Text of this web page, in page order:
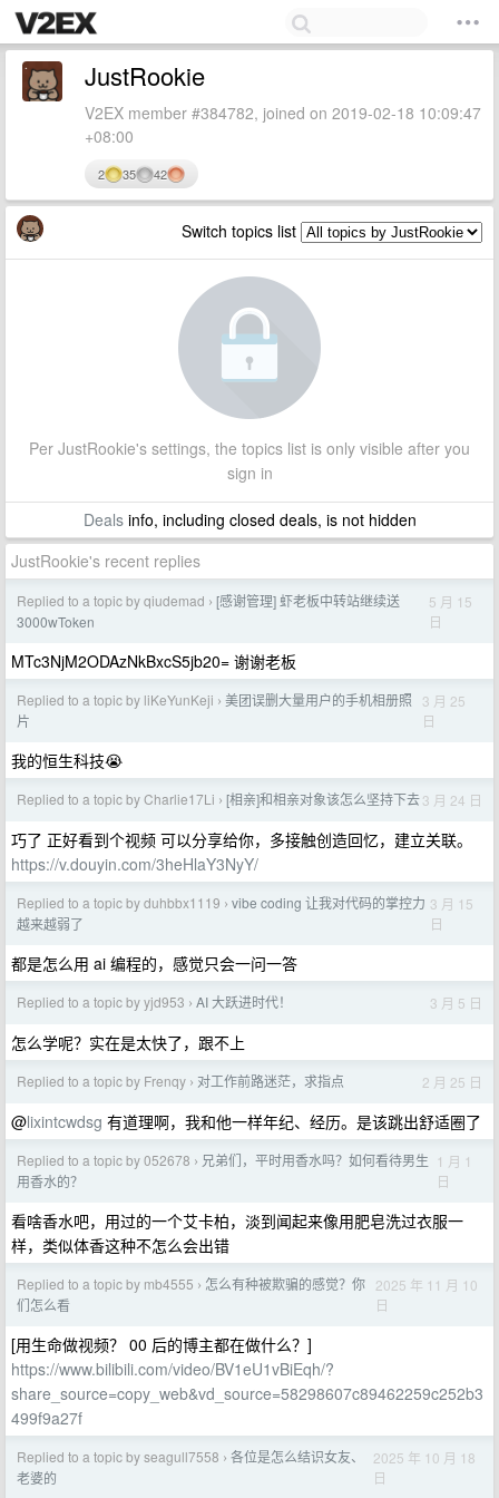
JustRookie
V2EX member #384782, joined on 2019-02-18 10:09:47
+08:00
2 35 42
Switch topics list
Per JustRookie's settings, the topics list is only visible after you
sign in
Dealsinfo, including closed deals, is not hidden
JustRookie's recent replies
Replied to a topic by qiudemad › [感谢管理] 虾老板中转站继续送
3000wToken
5 月 15
日
MTc3NjM2ODAzNkBxcS5jb20= 谢谢老板
Replied to a topic by liKeYunKeji › 美团误删大量用户的手机相册照
片
3 月 25
日
我的恒生科技😭
Replied to a topic by Charlie17Li › [相亲]和相亲对象该怎么坚持下去3 月 24 日
巧了 正好看到个视频 可以分享给你，多接触创造回忆，建立关联。
https://v.douyin.com/3heHlaY3NyY/
Replied to a topic by duhbbx1119 › vibe coding 让我对代码的掌控力
越来越弱了
3 月 15
日
都是怎么用 ai 编程的，感觉只会一问一答
Replied to a topic by yjd953 › AI 大跃进时代！ 3 月 5 日
怎么学呢？实在是太快了，跟不上
Replied to a topic by Frenqy › 对工作前路迷茫，求指点 2 月 25 日
@lixintcwdsg 有道理啊，我和他一样年纪、经历。是该跳出舒适圈了
Replied to a topic by 052678 › 兄弟们，平时用香水吗？如何看待男生
用香水的？
1 月 1
日
看啥香水吧，用过的一个艾卡柏，淡到闻起来像用肥皂洗过衣服一
样，类似体香这种不怎么会出错
Replied to a topic by mb4555 › 怎么有种被欺骗的感觉？你
们怎么看
2025 年 11 月 10
日
[用生命做视频？ 00 后的博主都在做什么？]
https://www.bilibili.com/video/BV1eU1vBiEqh/?
share_source=copy_web&vd_source=58298607c89462259c252b3
499f9a27f
Replied to a topic by seagull7558 › 各位是怎么结识女友、
老婆的
2025 年 10 月 18
日